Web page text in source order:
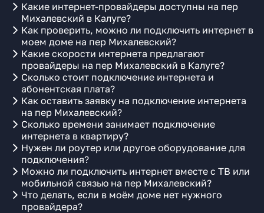
Какие интернет-провайдеры доступны на пер
Михалевский в Калуге?
Как проверить, можно ли подключить интернет в
моем доме на пер Михалевский?
Какие скорости интернета предлагают
провайдеры на пер Михалевский в Калуге?
Сколько стоит подключение интернета и
абонентская плата?
Как оставить заявку на подключение интернета
на пер Михалевский?
Сколько времени занимает подключение
интернета в квартиру?
Нужен ли роутер или другое оборудование для
подключения?
Можно ли подключить интернет вместе с ТВ или
мобильной связью на пер Михалевский?
Что делать, если в моём доме нет нужного
провайдера?